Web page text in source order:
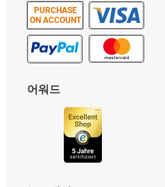
PURCHASE
ON ACCOUNT
어워드